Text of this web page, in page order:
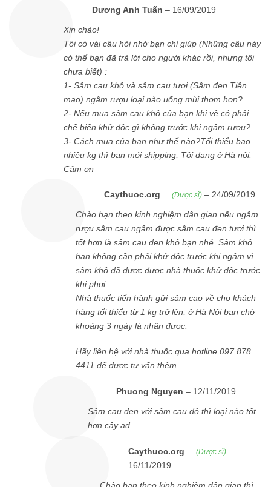
Dương Anh Tuấn – 16/09/2019
Xin chào!
Tôi có vài câu hỏi nhờ bạn chỉ giúp (Những câu này
có thể bạn đã trả lời cho người khác rồi, nhưng tôi
chưa biết) :
1- Sâm cau khô và sâm cau tươi (Sâm đen Tiên
mao) ngâm rượu loại nào uống mùi thơm hơn?
2- Nếu mua sâm cau khô của bạn khi về có phải
chế biến khử độc gì không trước khi ngâm rượu?
3- Cách mua của bạn như thế nào?Tối thiểu bao
nhiêu kg thì bạn mới shipping, Tôi đang ở Hà nội.
Cảm ơn
Caythuoc.org (Dược sĩ) – 24/09/2019
Chào bạn theo kinh nghiệm dân gian nếu ngâm
rượu sâm cau ngâm được sâm cau đen tươi thì
tốt hơn là sâm cau đen khô bạn nhé. Sâm khô
bạn không cần phải khử độc trước khi ngâm vì
sâm khô đã được được nhà thuốc khử độc trước
khi phơi.
Nhà thuốc tiến hành gửi sâm cao về cho khách
hàng tối thiểu từ 1 kg trở lên, ở Hà Nội bạn chờ
khoảng 3 ngày là nhận được.
Hãy liên hệ với nhà thuốc qua hotline 097 878
4411 để được tư vấn thêm
Phuong Nguyen – 12/11/2019
Sâm cau đen với sâm cau đỏ thì loại nào tốt
hơn cậy ad
Caythuoc.org (Dược sĩ) –
16/11/2019
Chào bạn theo kinh nghiệm dân gian thì